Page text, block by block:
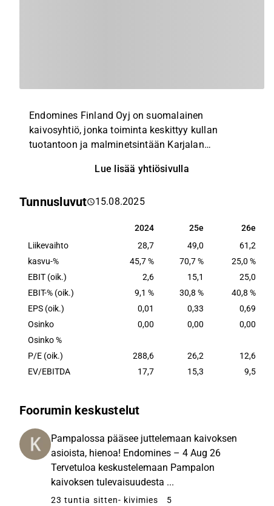
Endomines Finland Oyj on suomalainen
kaivosyhtiö, jonka toiminta keskittyy kullan
tuotantoon ja malminetsintään Karjalan
oikeudet seitsemään kultaesiintymään
elektroniikkateollisuudelle, ja luo arvoa
sijoituskohteena pitää suosionsa. Endomines on
listattu OMX Helsingin päälistalle (PAMPALO).
www.endomines.com.
Lue lisää yhtiösivulla
Tunnusluvut 15.08.2025
2024 25e 26e
2024 25e
26e
Liikevaihto
28,7 49,0
61,2
kasvu-%
45,7 % 70,7 %
25,0 %
EBIT (oik.)
2,6 15,1
25,0
EBIT-% (oik.)
9,1 % 30,8 %
40,8 %
EPS (oik.)
0,01 0,33
0,69
Osinko
0,00 0,00
0,00
Osinko %
P/E (oik.)
288,6 26,2
12,6
EV/EBITDA
17,7 15,3 9,5
Foorumin keskustelut
Pampalossa pääsee juttelemaan kaivoksen
asioista, hienoa! Endomines – 4 Aug 26
Tervetuloa keskustelemaan Pampalon
kaivoksen tulevaisuudesta ...
23 tuntia sitten- kivimies 5